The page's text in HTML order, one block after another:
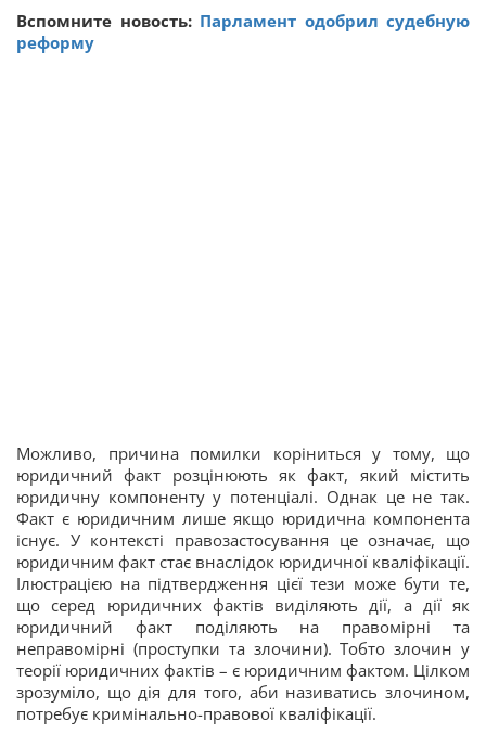
Вспомните новость: Парламент одобрил судебную
реформу
Можливо, причина помилки коріниться у тому, що
юридичний факт розцінюють як факт, який містить
юридичну компоненту у потенціалі. Однак це не так.
Факт є юридичним лише якщо юридична компонента
існує. У контексті правозастосування це означає, що
юридичним факт стає внаслідок юридичної кваліфікації.
Ілюстрацією на підтвердження цієї тези може бути те,
що серед юридичних фактів виділяють дії, а дії як
юридичний факт поділяють на правомірні та
неправомірні (проступки та злочини). Тобто злочин у
теорії юридичних фактів – є юридичним фактом. Цілком
зрозуміло, що дія для того, аби називатись злочином,
потребує кримінально-правової кваліфікації.